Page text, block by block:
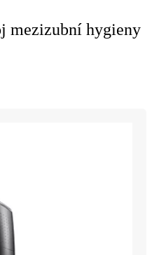
mezizubní hygieny